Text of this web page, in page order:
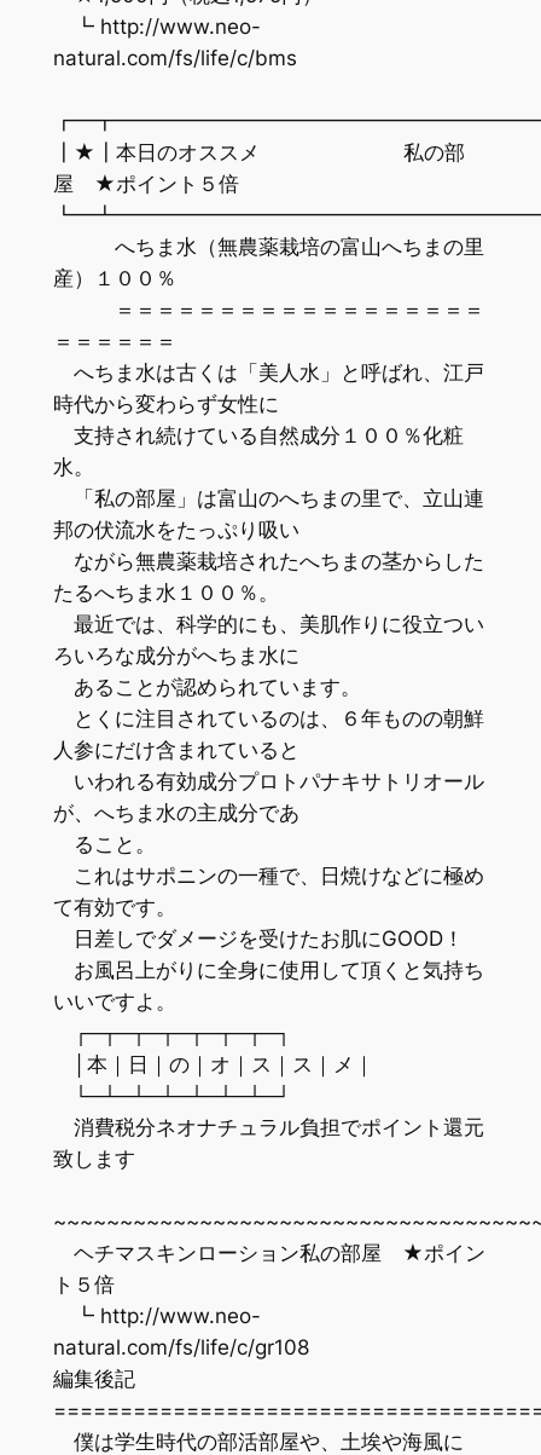
┗ http://www.neo-
natural.com/fs/life/c/bms
┃★┃本日のオススメ 私の部
屋 ★ポイント５倍
へちま水（無農薬栽培の富山へちまの里
産）１００％
＝＝＝＝＝＝＝＝＝＝＝＝＝＝＝＝＝＝
＝＝＝＝＝＝
へちま水は古くは「美人水」と呼ばれ、江戸
時代から変わらず女性に
支持され続けている自然成分１００％化粧
水。
「私の部屋」は富山のへちまの里で、立山連
邦の伏流水をたっぷり吸い
ながら無農薬栽培されたへちまの茎からした
たるへちま水１００％。
最近では、科学的にも、美肌作りに役立つい
ろいろな成分がへちま水に
あることが認められています。
とくに注目されているのは、６年ものの朝鮮
人参にだけ含まれていると
いわれる有効成分プロトパナキサトリオール
が、へちま水の主成分であ
ること。
これはサポニンの一種で、日焼けなどに極め
て有効です。
日差しでダメージを受けたお肌にGOOD！
お風呂上がりに全身に使用して頂くと気持ち
いいですよ。
┌─┬─┬─┬─┬─┬─┬─┐
│本｜日｜の｜オ｜ス｜ス｜メ｜
└─┴─┴─┴─┴─┴─┴─┘
消費税分ネオナチュラル負担でポイント還元
致します
ヘチマスキンローション私の部屋 ★ポイン
ト５倍
┗ http://www.neo-
natural.com/fs/life/c/gr108
編集後記
僕は学生時代の部活部屋や、土埃や海風に